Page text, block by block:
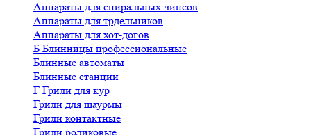
Аппараты для спиральных чипсов
Аппараты для трдельников
Аппараты для хот-догов
Б Блинницы профессиональные
Блинные автоматы
Блинные станции
Г Грили для кур
Грили для шаурмы
Грили контактные
Грили роликовые